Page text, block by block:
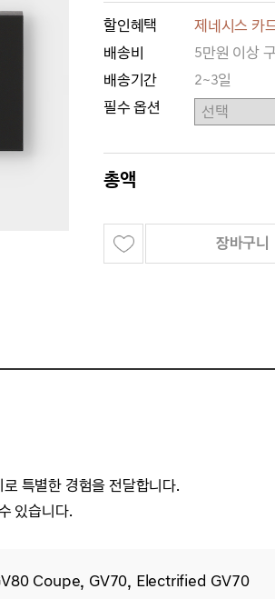
할인혜택
제네시스 카
배송비
5만원 이상
배송기간
2~3일
필수 옵션
총액
장바구니
특별한 경험을 전달합니다.
있습니다.
Coupe, GV70, Electrified GV70